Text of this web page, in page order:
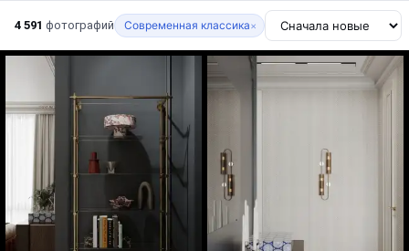
4 591 фотографий Современная классика×